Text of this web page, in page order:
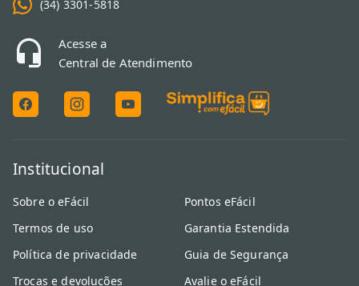
(34) 3301-5818
Acesse a
Central de Atendimento
Institucional
Sobre o eFácil
Termos de uso
Política de privacidade
Trocas e devoluções
Pontos eFácil
Garantia Estendida
Guia de Segurança
Avalie o eFácil